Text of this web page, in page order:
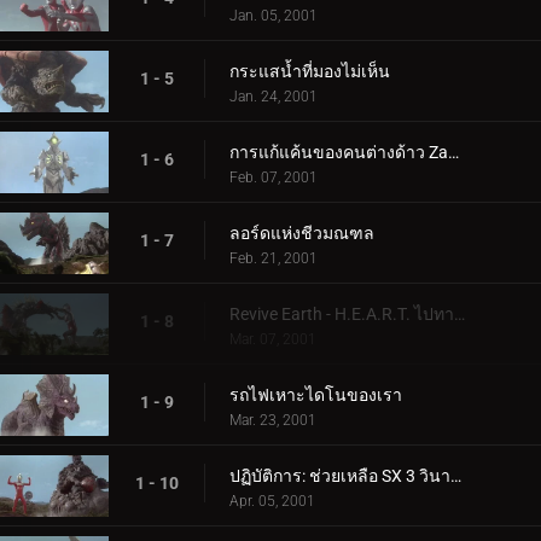
Jan. 05, 2001
1 - 5 กระแสน้ำที่มองไม่เห็น
Jan. 24, 2001
1 - 6 การแก้แค้นของคนต่างด้าว Zamu
Feb. 07, 2001
1 - 7 ลอร์ดแห่งชีวมณฑล
Feb. 21, 2001
1 - 8
Mar. 07, 2001
1 - 9 รถไฟเหาะไดโนของเรา
Mar. 23, 2001
1 - 10 ปฏิบัติการ: ช่วยเหลือ SX 3 วินาทีก่อนเกิดการระเบิด
Apr. 05, 2001